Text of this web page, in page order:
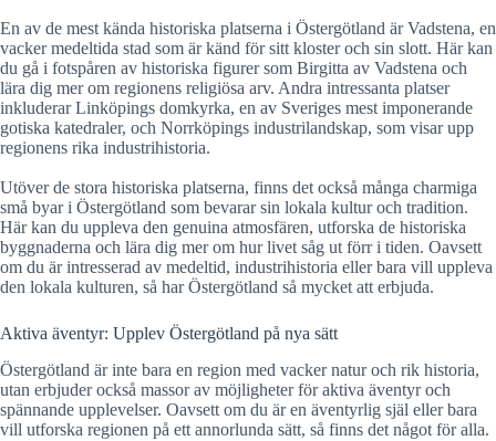
En av de mest kända historiska platserna i Östergötland är Vadstena, en
vacker medeltida stad som är känd för sitt kloster och sin slott. Här kan
du gå i fotspåren av historiska figurer som Birgitta av Vadstena och
lära dig mer om regionens religiösa arv. Andra intressanta platser
inkluderar Linköpings domkyrka, en av Sveriges mest imponerande
gotiska katedraler, och Norrköpings industrilandskap, som visar upp
regionens rika industrihistoria.
Utöver de stora historiska platserna, finns det också många charmiga
små byar i Östergötland som bevarar sin lokala kultur och tradition.
Här kan du uppleva den genuina atmosfären, utforska de historiska
byggnaderna och lära dig mer om hur livet såg ut förr i tiden. Oavsett
om du är intresserad av medeltid, industrihistoria eller bara vill uppleva
den lokala kulturen, så har Östergötland så mycket att erbjuda.
Aktiva äventyr: Upplev Östergötland på nya sätt
Östergötland är inte bara en region med vacker natur och rik historia,
utan erbjuder också massor av möjligheter för aktiva äventyr och
spännande upplevelser. Oavsett om du är en äventyrlig själ eller bara
vill utforska regionen på ett annorlunda sätt, så finns det något för alla.